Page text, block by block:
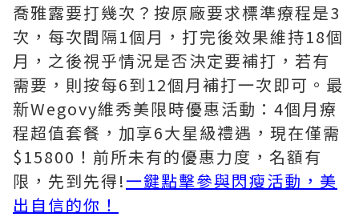
喬雅露要打幾次？按原廠要求標準療程是3
次，每次間隔1個月，打完後效果維持18個
月，之後視乎情況是否決定要補打，若有
需要，則按每6到12個月補打一次即可。最
新Wegovy維秀美限時優惠活動：4個月療
程超值套餐，加享6大星級禮遇，現在僅需
$15800！前所未有的優惠力度，名額有
限，先到先得!一鍵點擊參與閃瘦活動，美
出自信的你！